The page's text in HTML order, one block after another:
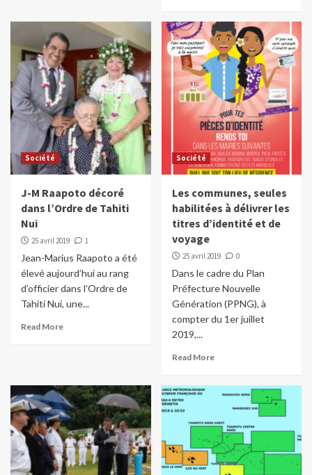
Société
J-M Raapoto décoré
dans l’Ordre de Tahiti
Nui
25 avril 2019 1
Jean-Marius Raapoto a été
élevé aujourd’hui au rang
d’officier dans l’Ordre de
Tahiti Nui, une...
Read More
Société
Les communes, seules
habilitées à délivrer les
titres d’identité et de
voyage
25 avril 2019 0
Dans le cadre du Plan
Préfecture Nouvelle
Génération (PPNG), à
compter du 1er juillet
2019,...
Read More